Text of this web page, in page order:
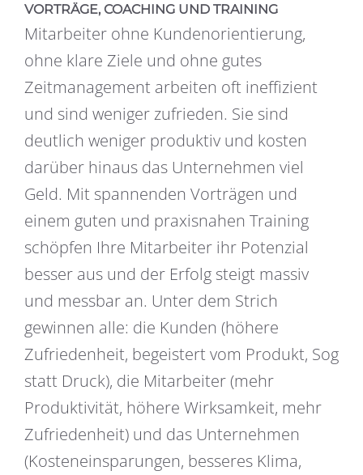
VORTRÄGE, COACHING UND TRAINING
Mitarbeiter ohne Kundenorientierung,
ohne klare Ziele und ohne gutes
Zeitmanagement arbeiten oft ineffizient
und sind weniger zufrieden. Sie sind
deutlich weniger produktiv und kosten
darüber hinaus das Unternehmen viel
Geld. Mit spannenden Vorträgen und
einem guten und praxisnahen Training
schöpfen Ihre Mitarbeiter ihr Potenzial
besser aus und der Erfolg steigt massiv
und messbar an. Unter dem Strich
gewinnen alle: die Kunden (höhere
Zufriedenheit, begeistert vom Produkt, Sog
statt Druck), die Mitarbeiter (mehr
Produktivität, höhere Wirksamkeit, mehr
Zufriedenheit) und das Unternehmen
(Kosteneinsparungen, besseres Klima,